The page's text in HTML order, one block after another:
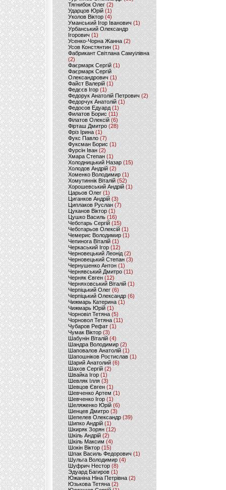
Тягнибок Олег (2)
Ударцов Юрій (1)
Уколов Віктор(4)
Уманський Ігор Іванович(1)
Урбанський Олександр
Ігорович (1)
Усенко-Чорна Жанна (2)
Усов Констянтин(1)
Фабрикант Світлана Самуілівна
(2)
Фаєрмарк Сергій(1)
Фаєрмарк Сергій
Олександрович (1)
Файст Валерій(1)
Федєєв Ігор (1)
Федорук Анатолій Петрович (2)
Федорчук Анатолій (1)
Федосов Едуард (1)
Филатов Борис (11)
Філатов Олексій (6)
Фірташ Дмитро (28)
Фріз Ірина (1)
Фукс Павло (7)
Фуксман Борис (1)
Фурсін Іван (2)
Хмара Степан(1)
Холодницький Назар(15)
Холодов Андрій (2)
Хоменко Володимир (1)
Хомутиннік Віталій (52)
Хорошевський Андрій (1)
Царьов Олег (1)
Циганков Андрій (3)
Циплаков Руслан(7)
Цуканов Віктор (1)
Цушко Василь (16)
Чеботарь Сергій (15)
Чеботарьов Олексій (1)
Чемерис Володимир (1)
Чепинога Віталій (1)
Черкаський Ігор (12)
Черновецький Леонід(2)
Черновецький Степан (3)
Чернушенко Антон (1)
Чернявський Дмитро(11)
Черняк Євген(12)
Черняховський Віталій (1)
Черпіцький Олег (6)
Черпіцький Олександр (6)
Чижмарь Катерина (1)
Чижмарь Юрій (1)
Чорновіл Тетяна (5)
Чорновол Тетяна (11)
Чубаров Рефат (1)
Чумак Віктор(3)
Шабунін Віталій (4)
Шандра Володимир (2)
Шаповалов Анатолій(1)
Шапошніков Ростислав(1)
Шарий Анатолий(6)
Шахов Сергій(2)
Швайка Ігор (1)
Шевляк Ілля (3)
Шевцов Євген (1)
Шевченко Артем(1)
Шевченко Ігор(1)
Шеляженко Юрій (6)
Шенцев Дмитро (3)
Шепелев Олександр (39)
Шипко Андрій(1)
Шкиряк Зорян(12)
Шкіль Андрій(2)
Шкіль Максим (4)
Шокін Віктор (15)
Шпак Василь Федорович (1)
Шульга Володимир (4)
Шуфрич Нестор(8)
Эдуард Багиров (1)
Южаніна Ніна Петрівна (2)
Юзькова Тетяна(2)